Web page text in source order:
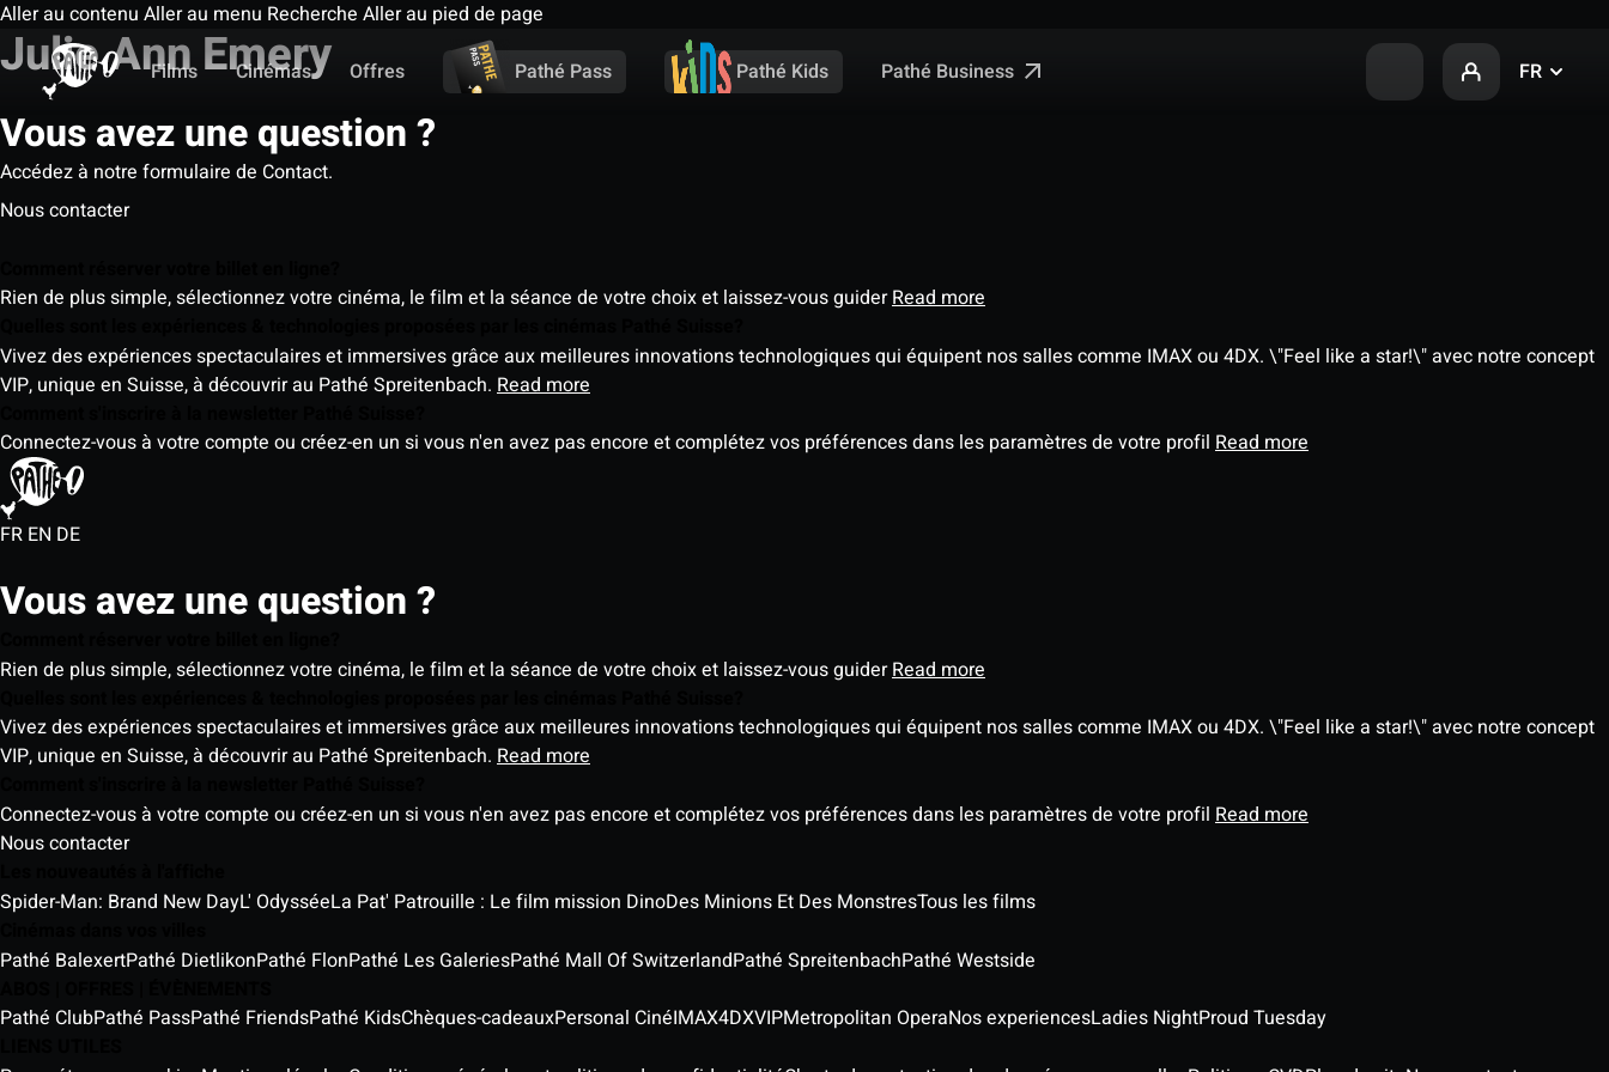
Aller au contenu Aller au menu Recherche Aller au pied de page
Films
Cinémas Offres Pathé Pass Pathé Kids Pathé Business FR
Julie Ann Emery
Vous avez une question ?
Accédez à notre formulaire de Contact.
Nous contacter
Rien de plus simple, sélectionnez votre cinéma, le film et la séance de votre choix et laissez-vous guiderRead more
Vivez des expériences spectaculaires et immersives grâce aux meilleures innovations technologiques qui équipent nos salles comme IMAX ou 4DX. \"Feel like a star!\" avec notre concept
VIP, unique en Suisse, à découvrir au Pathé Spreitenbach. Read more
Connectez-vous à votre compte ou créez-en un si vous n'en avez pas encore et complétez vos préférences dans les paramètres de votre profil Read more
FR EN DE
Vous avez une question ?
Rien de plus simple, sélectionnez votre cinéma, le film et la séance de votre choix et laissez-vous guiderRead more
Vivez des expériences spectaculaires et immersives grâce aux meilleures innovations technologiques qui équipent nos salles comme IMAX ou 4DX. \"Feel like a star!\" avec notre concept
VIP, unique en Suisse, à découvrir au Pathé Spreitenbach. Read more
Connectez-vous à votre compte ou créez-en un si vous n'en avez pas encore et complétez vos préférences dans les paramètres de votre profil Read more
Nous contacter
Spider-Man: Brand New DayL' OdysséeLa Pat' Patrouille : Le film mission DinoDes Minions Et Des MonstresTous les films
Pathé BalexertPathé DietlikonPathé FlonPathé Les GaleriesPathé Mall Of SwitzerlandPathé SpreitenbachPathé Westside
Pathé ClubPathé PassPathé FriendsPathé KidsChèques-cadeauxPersonal CinéIMAX4DXVIPMetropolitan OperaNos experiencesLadies NightProud Tuesday